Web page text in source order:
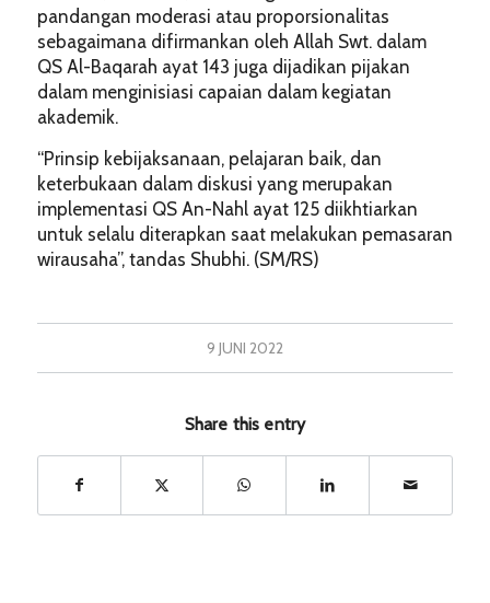
pandangan moderasi atau proporsionalitas
sebagaimana difirmankan oleh Allah Swt. dalam
QS Al-Baqarah ayat 143 juga dijadikan pijakan
dalam menginisiasi capaian dalam kegiatan
akademik.
“Prinsip kebijaksanaan, pelajaran baik, dan
keterbukaan dalam diskusi yang merupakan
implementasi QS An-Nahl ayat 125 diikhtiarkan
untuk selalu diterapkan saat melakukan pemasaran
wirausaha”, tandas Shubhi. (SM/RS)
9 JUNI 2022
Share this entry